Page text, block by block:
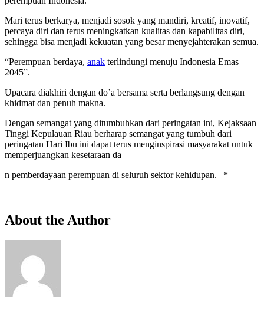
Mari terus berkarya, menjadi sosok yang mandiri, kreatif, inovatif,
percaya diri dan terus meningkatkan kualitas dan kapabilitas diri,
sehingga bisa menjadi kekuatan yang besar menyejahterakan semua.
“Perempuan berdaya, anak terlindungi menuju Indonesia Emas
2045”.
Upacara diakhiri dengan do’a bersama serta berlangsung dengan
khidmat dan penuh makna.
Dengan semangat yang ditumbuhkan dari peringatan ini, Kejaksaan
Tinggi Kepulauan Riau berharap semangat yang tumbuh dari
peringatan Hari Ibu ini dapat terus menginspirasi masyarakat untuk
memperjuangkan kesetaraan da
n pemberdayaan perempuan di seluruh sektor kehidupan. | *
About the Author